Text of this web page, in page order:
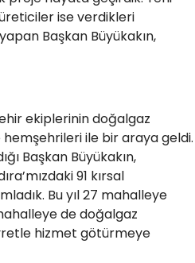
ise verdikleri
Başkan Büyükakın,
ekiplerinin doğalgaz
hemşehrileri ile bir araya geldi.
Başkan Büyükakın,
91 kırsal
Bu yıl 27 mahalleye
de doğalgaz
hizmet götürmeye